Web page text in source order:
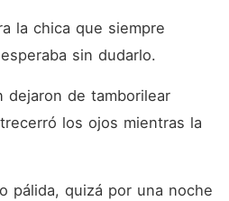
la chica que siempre
sin dudarlo.
dejaron de tamborilear
los ojos mientras la
pálida, quizá por una noche